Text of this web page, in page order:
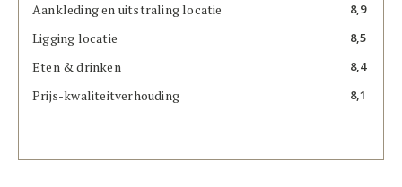
Aankleding en uitstraling locatie 8,9
Ligging locatie 8,5
Eten & drinken 8,4
Prijs-kwaliteitverhouding 8,1